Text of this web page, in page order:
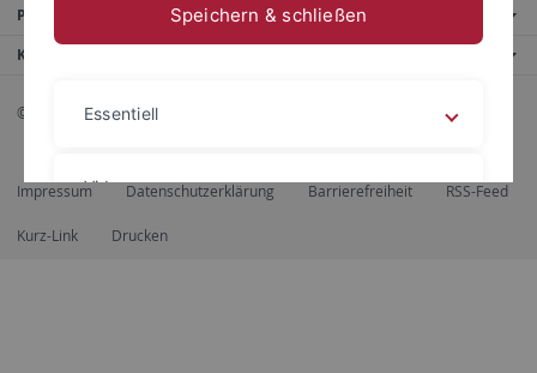
Portale
Kontaktinfo
© 2026 Eberhard Karls Universität Tübingen, Tübingen
Impressum Datenschutzerklärung Barrierefreiheit RSS-Feed
Kurz-Link Drucken
Speichern & schließen
Essentiell
Videos